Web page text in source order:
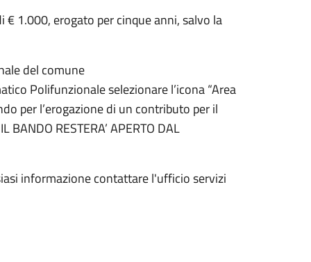
1.000, erogato per cinque anni, salvo la
del comune
Polifunzionale selezionare l’icona “Area
per l’erogazione di un contributo per il
RESTERA’ APERTO DAL
informazione contattare l'ufficio servizi